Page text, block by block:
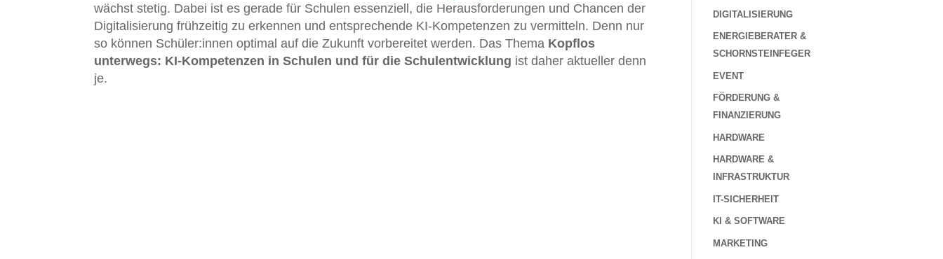
wächst stetig. Dabei ist es gerade für Schulen essenziell, die Herausforderungen und Chancen der
Digitalisierung frühzeitig zu erkennen und entsprechende KI-Kompetenzen zu vermitteln. Denn nur
so können Schüler:innen optimal auf die Zukunft vorbereitet werden. Das Thema Kopflos
unterwegs: KI-Kompetenzen in Schulen und für die Schulentwicklung ist daher aktueller denn
je.
DIGITALISIERUNG
ENERGIEBERATER &
SCHORNSTEINFEGER
EVENT
FÖRDERUNG &
FINANZIERUNG
HARDWARE
HARDWARE &
INFRASTRUKTUR
IT-SICHERHEIT
KI & SOFTWARE
MARKETING